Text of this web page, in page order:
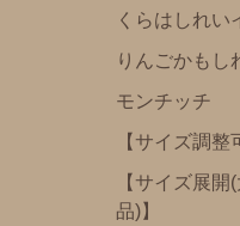
くらはしれい
りんごかもし
モンチッチ
【サイズ調整
【サイズ展
品)】